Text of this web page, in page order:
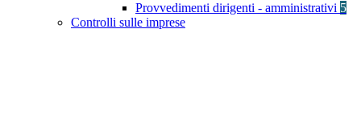
Provvedimenti dirigenti - amministrativi 5
Controlli sulle imprese